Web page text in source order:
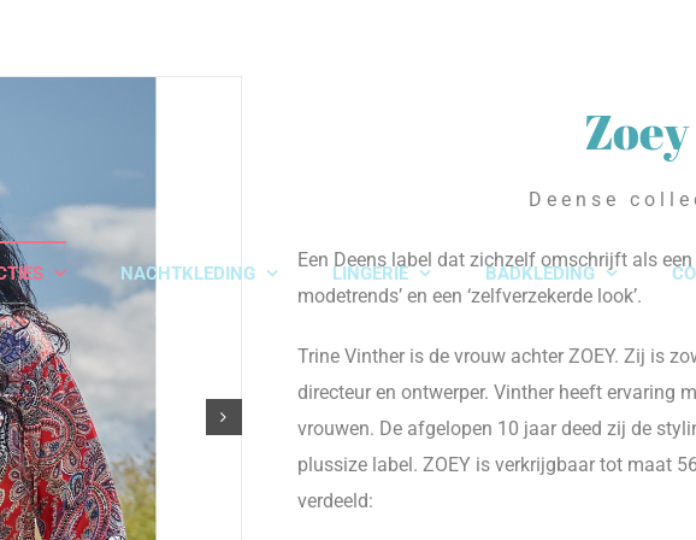
NACHTKLEDING LINGERIE BADKLEDING
Zoey
Deense
Een Deens label dat zichzelf omschrijft als
modetrends’ en een ‘zelfverzekerde look’.
Trine Vinther is de vrouw achter ZOEY. Zij is
directeur en ontwerper. Vinther heeft ervaring
vrouwen. De afgelopen 10 jaar deed zij de
plussize label. ZOEY is verkrijgbaar tot maat
verdeeld: